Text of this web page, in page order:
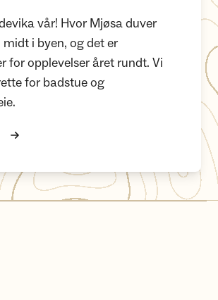
vår! Hvor Mjøsa duver
midt i byen, og det er
for opplevelser året rundt. Vi
for badstue og